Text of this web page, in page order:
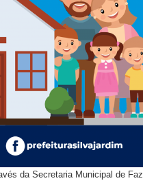
da Secretaria Municipal de